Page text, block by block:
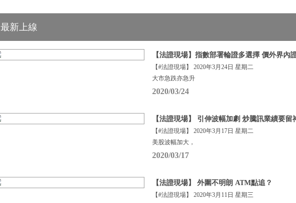
最新上線
【法證現場】指數部署輪證多選擇 價外界內
【#法證現場】 2020年3月24日 星期二
大市急跌亦急升
2020/03/24
【法證現場】 引伸波幅加劇 炒騰訊業績要留
【#法證現場】 2020年3月17日 星期二
美股波幅加大，
2020/03/17
【法證現場】 外圍不明朗 ATM點追？
【#法證現場】 2020年3月11日 星期三